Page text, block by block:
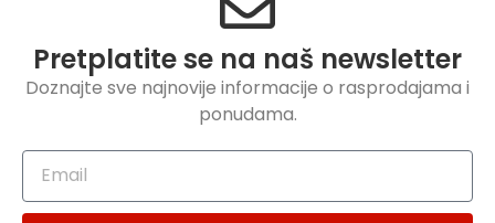
Pretplatite se na naš newsletter
Doznajte sve najnovije informacije o rasprodajama i
ponudama.